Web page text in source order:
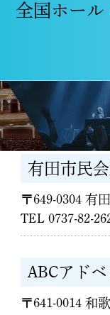
全国ホール
有田市民
〒649-0304 有
TEL 0737-82-
ABCアド
〒641-0014 和